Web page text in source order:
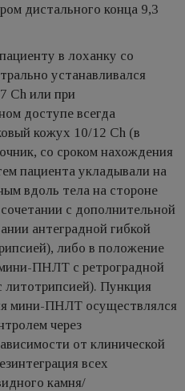
дистального конца 9,3
в лоханку со
устанавливался
Ch или при
доступе всегда
кожух 10/12 Ch (в
со сроком нахождения
пациента укладывали на
вдоль тела на стороне
с дополнительной
антеградной гибкой
либо в положение
ПНЛТ с ретроградной
литотрипсией). Пункция
мини-ПНЛТ осуществлялся
через
от клинической
всех
камня/